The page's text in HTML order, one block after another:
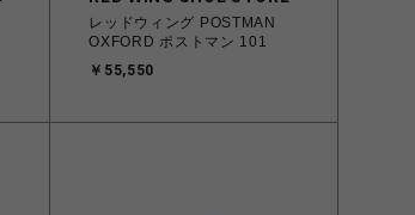
レッドウィング POSTMAN
OXFORD ポストマン 101
￥55,550